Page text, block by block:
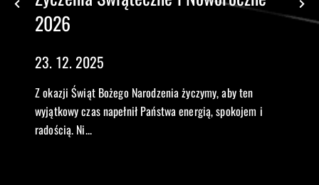
2026
23. 12. 2025
Z okazji Świąt Bożego Narodzenia życzymy, aby ten
wyjątkowy czas napełnił Państwa energią, spokojem i
radością. Ni...